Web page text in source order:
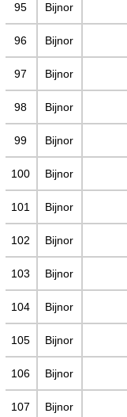
95 Bijnor
96 Bijnor
97 Bijnor
98 Bijnor
99 Bijnor
100 Bijnor
101 Bijnor
102 Bijnor
103 Bijnor
104 Bijnor
105 Bijnor
106 Bijnor
107 Bijnor